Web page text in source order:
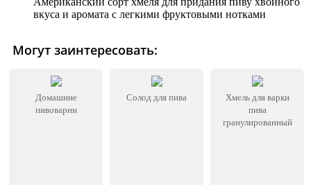
вкуса и аромата с легкими фруктовыми нотками
Могут заинтересовать:
Домашние
пивоварни
Солод для пива
Хмель для варки
пива
гранулированный